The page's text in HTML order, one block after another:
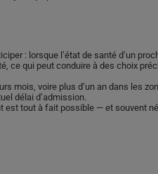
: lorsque l’état de santé d’un
ce qui peut conduire à des choix
mois, voire plus d’un an dans les
délai d’admission.
tout à fait possible — et souvent